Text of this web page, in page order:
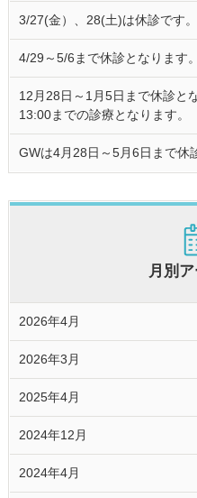
3/27(金）、28(土)は休診です。
4/29～5/6まで休診となります。
12月28日～1月5日まで休診と
13:00までの診療となります。
GWは4月28日～5月6日まで休
月別
2026年4月
2026年3月
2025年4月
2024年12月
2024年4月